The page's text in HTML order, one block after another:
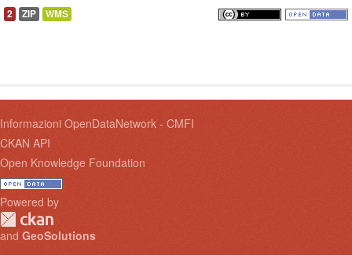
2 ZIP WMS
Informazioni OpenDataNetwork - CMFI
CKAN API
Open Knowledge Foundation
Powered by
and GeoSolutions